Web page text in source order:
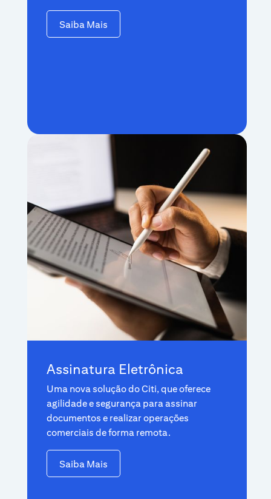
Saiba Mais
Assinatura Eletrônica
Uma nova solução do Citi, que oferece
agilidade e segurança para assinar
documentos e realizar operações
comerciais de forma remota.
Saiba Mais